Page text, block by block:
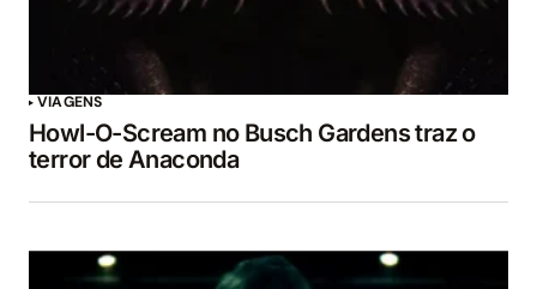
VIAGENS
Howl-O-Scream no Busch Gardens traz o
terror de Anaconda